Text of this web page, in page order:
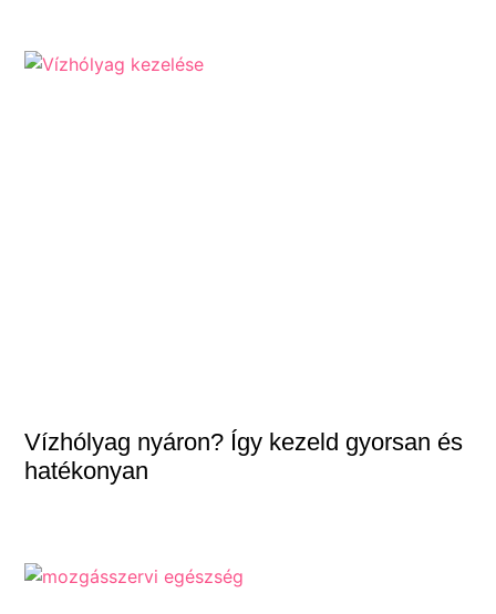
Vízhólyag nyáron? Így kezeld gyorsan és
hatékonyan